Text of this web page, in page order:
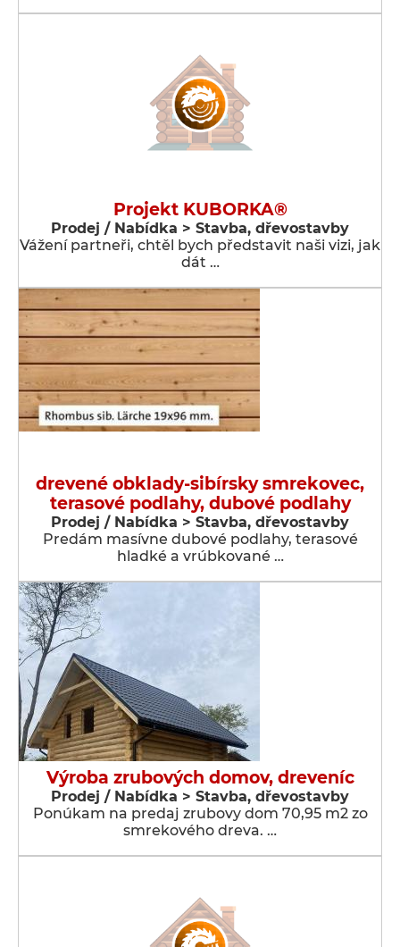
Projekt KUBORKA®
Prodej / Nabídka > Stavba, dřevostavby
Vážení partneři, chtěl bych představit naši vizi, jak
dát …
drevené obklady-sibírsky smrekovec,
terasové podlahy, dubové podlahy
Prodej / Nabídka > Stavba, dřevostavby
Predám masívne dubové podlahy, terasové
hladké a vrúbkované …
Výroba zrubových domov, dreveníc
Prodej / Nabídka > Stavba, dřevostavby
Ponúkam na predaj zrubovy dom 70,95 m2 zo
smrekového dreva. …